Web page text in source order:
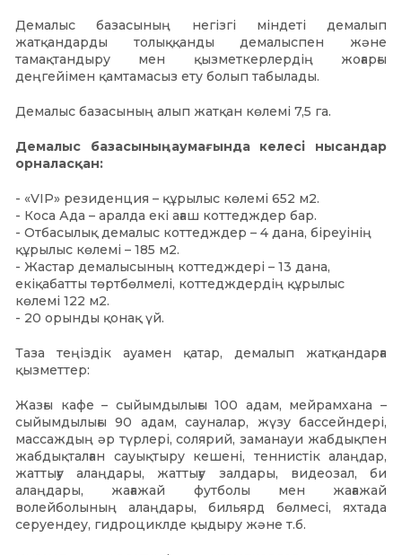
Демалыс базасының негізгі міндеті демалып
жатқандарды толыққанды демалыспен және
тамақтандыру мен қызметкерлердің жоғарғы
деңгейімен қамтамасыз ету болып табылады.
Демалыс базасының алып жатқан көлемі 7,5 га.
Демалыс базасының аумағында келесі нысандар
орналасқан:
- «VIP» резиденция – құрылыс көлемі 652 м2.
- Коса Ада – аралда екі ағаш коттедждер бар.
- Отбасылық демалыс коттедждер – 4 дана, біреуінің
құрылыс көлемі – 185 м2.
- Жастар демалысының коттедждері – 13 дана,
екіқабатты төртбөлмелі, коттедждердің құрылыс
көлемі 122 м2.
- 20 орынды қонақ үй.
Таза теңіздік ауамен қатар, демалып жатқандарға
қызметтер:
Жазғы кафе – сыйымдылығы 100 адам, мейрамхана –
сыйымдылығы 90 адам, сауналар, жүзу бассейндері,
массаждың әр түрлері, солярий, заманауи жабдықпен
жабдықталған сауықтыру кешені, теннистік алаңдар,
жаттығу алаңдары, жаттығу залдары, видеозал, би
алаңдары, жағажай футболы мен жағажай
волейболының алаңдары, бильярд бөлмесі, яхтада
серуендеу, гидроциклде қыдыру және т.б.